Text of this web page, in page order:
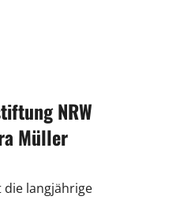
NRW
Müller
die langjährige